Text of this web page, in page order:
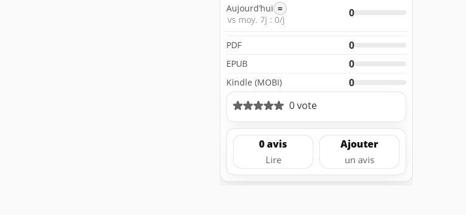
Aujourd’hui =
vs moy. 7j : 0/j
0
PDF 0
EPUB 0
Kindle (MOBI)
0
0 vote
0 avis
Lire
Ajouter
un avis